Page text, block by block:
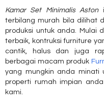
Kamar Set Minimalis Aston
terbilang murah bila dilihat
produksi untuk anda. Mulai
terbaik, kontruksi furniture
cantik, halus dan juga
berbagai macam produk
yang mungkin anda minati
properti rumah impian
kami.